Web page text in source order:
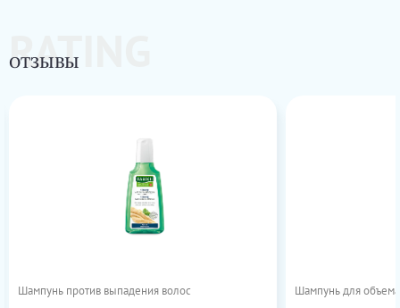
RATING
ОТЗЫВЫ
Шампунь против выпадения волос Шампунь для